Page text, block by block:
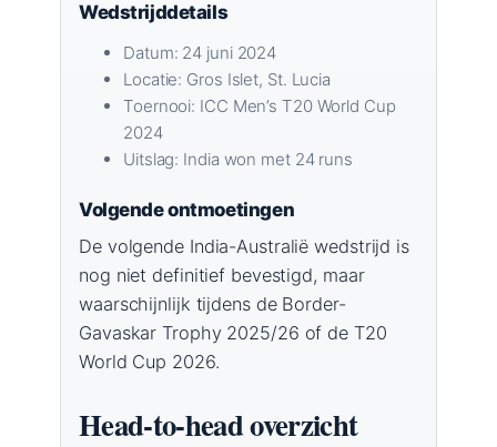
Wedstrijddetails
Datum: 24 juni 2024
Locatie: Gros Islet, St. Lucia
Toernooi: ICC Men’s T20 World Cup
2024
Uitslag: India won met 24 runs
Volgende ontmoetingen
De volgende India-Australië wedstrijd is
nog niet definitief bevestigd, maar
waarschijnlijk tijdens de Border-
Gavaskar Trophy 2025/26 of de T20
World Cup 2026.
Head-to-head overzicht